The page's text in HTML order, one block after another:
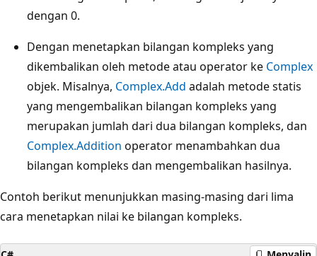
dengan 0.
Dengan menetapkan bilangan kompleks yang
dikembalikan oleh metode atau operator ke Complex
objek. Misalnya, Complex.Add adalah metode statis
yang mengembalikan bilangan kompleks yang
merupakan jumlah dari dua bilangan kompleks, dan
Complex.Addition operator menambahkan dua
bilangan kompleks dan mengembalikan hasilnya.
Contoh berikut menunjukkan masing-masing dari lima
cara menetapkan nilai ke bilangan kompleks.